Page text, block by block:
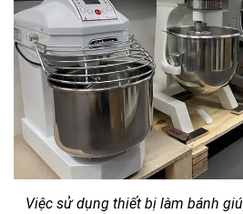
Việc sử dụng thiết bị làm bánh